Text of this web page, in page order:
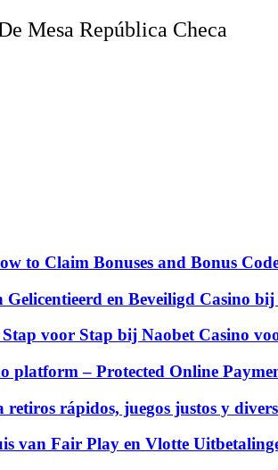
Mesa República Checa
to Claim Bonuses and Bonus
Gelicentieerd en Beveiligd Casino
voor Stap bij Naobet Casino
platform – Protected Online
rápidos, juegos justos y
van Fair Play en Vlotte